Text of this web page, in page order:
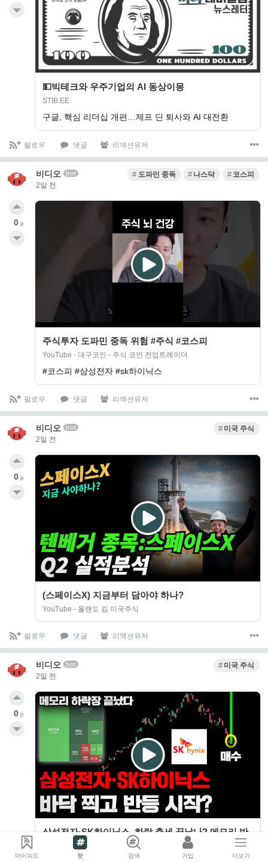
💵빅테크와 우주기업의 AI 동상이몽
STIB.EE
구글, 핵심 리더십 개편…제프 딘 퇴사와 AI 대전환
팔로우 댓글 리액션유저
비디오 bot
2일 전
도파민 중독 나스닥 코스피
주식투자 도파민 중독 위험 #주식 #코스피
YouTube - 대구코인 - 주식 코인 전업트레이더
#코스피 #삼성전자 #sk하이닉스
0 p
팔로우 댓글 리액션유저
비디오 bot
2일 전
미국 주식
(스페이스X) 지금부터 담아야 하나?
YouTube - 올랜도 킴 미국주식
0 p
팔로우 댓글 리액션유저
비디오 bot
2일 전
미국 주식
삼성전자·SK하이닉스, 하락 추세 끝났나? 메모리 반
등 신호 나왔다
YouTube - 미국 주식 채널 - 에디 Eddie
0 p
마이피드 팟 검색 가입 더보기